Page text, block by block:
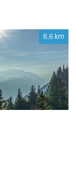
8,6 km